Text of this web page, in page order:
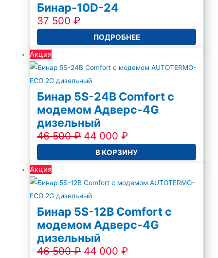
Бинар-10D-24
37 500₽
ПОДРОБНЕЕ
Акция
Бинар 5S-24В Comfort с
модемом Адверс-4G
дизельный
46 500₽ 44 000₽
В КОРЗИНУ
Акция
Бинар 5S-12В Comfort с
модемом Адверс-4G
дизельный
46 500₽ 44 000₽